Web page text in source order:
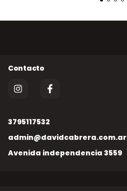
3795117532
admin@davidcabrera.com.ar
Avenida independencia 3559